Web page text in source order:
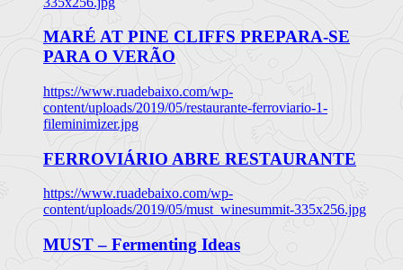
MARÉ AT PINE CLIFFS PREPARA-SE
PARA O VERÃO
https://www.ruadebaixo.com/wp-
content/uploads/2019/05/restaurante-ferroviario-1-
fileminimizer.jpg
FERROVIÁRIO ABRE RESTAURANTE
https://www.ruadebaixo.com/wp-
content/uploads/2019/05/must_winesummit-335x256.jpg
MUST – Fermenting Ideas